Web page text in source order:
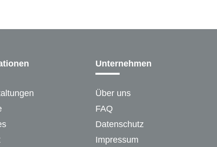
Unternehmen
Über uns
FAQ
Datenschutz
Impressum